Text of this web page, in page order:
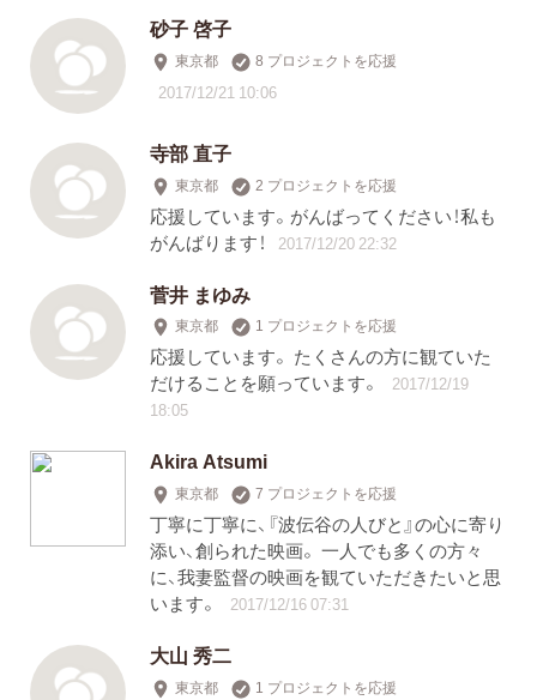
砂子 啓子
東京都 8 プロジェクトを応援
2017/12/21 10:06
寺部 直子
東京都 2 プロジェクトを応援
応援しています。がんばってください！私も
がんばります！
2017/12/20 22:32
菅井 まゆみ
東京都 1 プロジェクトを応援
応援しています。 たくさんの方に観ていた
だけることを願っています。
2017/12/19
18:05
Akira Atsumi
東京都 7 プロジェクトを応援
丁寧に丁寧に、『波伝谷の人びと』の心に寄り
添い、創られた映画。 一人でも多くの方々
に、我妻監督の映画を観ていただきたいと思
います。
2017/12/16 07:31
大山 秀二
東京都 1 プロジェクトを応援